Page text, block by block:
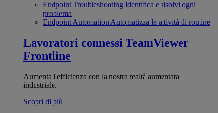
Endpoint Troubleshooting Identifica e risolvi ogni
problema
Endpoint Automation Automatizza le attività di routine
Lavoratori connessi TeamViewer
Frontline
Aumenta l'efficienza con la nostra realtà aumentata
industriale.
Scopri di più